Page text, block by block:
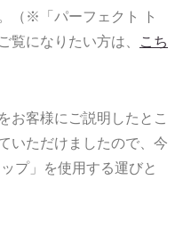
（※「パーフェクト ト
覧になりたい方は、
こち
お客様にご説明したとこ
いただけましたので、今
プ」を使用する運びと